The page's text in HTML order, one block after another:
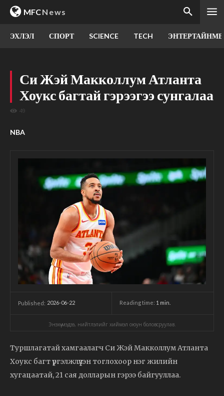
MFCNews
ЭХЛЭЛ СПОРТ SCIENCE TECH
Си Жэй Макколлум Атланта
Хоукс багтай гэрээгээ сунгалаа
49
NBA
Published: 2026-06-22 Reading time: 1 min.
Энэхүү мэдээ, нийтлэлийг хиймэл оюун боловсруулав.
Туршлагатай хамгаалагч Си Жэй Макколлум Атланта
Хоукс багт үргэлжлүүлэн тоглохоор нэг жилийн
хугацаатай, 21 сая долларын гэрээ байгууллаа.